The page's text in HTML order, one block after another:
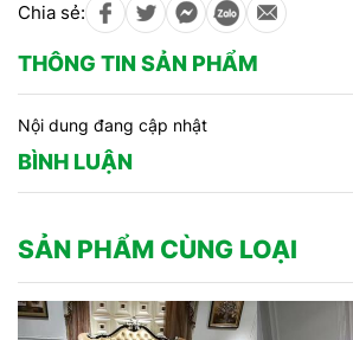
Chia sẻ:
THÔNG TIN SẢN PHẨM
Nội dung đang cập nhật
BÌNH LUẬN
SẢN PHẨM CÙNG LOẠI